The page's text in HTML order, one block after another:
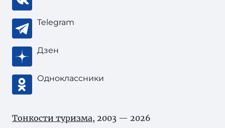
Telegram
Дзен
Одноклассники
Тонкости туризма, 2003 — 2026